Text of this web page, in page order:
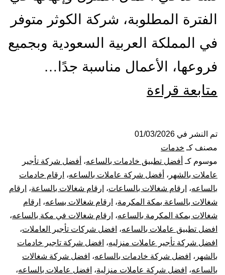
الفترة المطلوبة، شركة الكوثر متوفر
في المملكة العربية السعودية وبجميع
فروعها، الأعمال مناسبة جدًا…
متابعة قراءة
بالساعة
بمكة
|
عاملات
بالساعه
مكه
تم النشر في 01/03/2026
مصنف كـ خدمات
موسوم كـ أفضل تطبيق خادمات بالساعه، أفضل شركة تأجير
عاملات بالشهر ، أفضل شركة عاملات بالساعه، ارقام خادمات
بالساعه، ارقام شغالات بالساعات، ارقام شغالات بالساعة، ارقام
شغالات بالساعة بمكة المكرمة، ارقام شغالات بساعه، ارقام
شغالات بمكة المكرمة بالساعه، ارقام شغالات في مكة بالساعه،
افضل تطبيق عاملات بالساعه، افضل شركات تأجير العاملات،
افضل شركة تأجير عاملات منزليه، افضل شركة تاجير خادمات
بالشهر ، افضل شركة خادمات بالساعه، افضل شركة شغالات
بالساعه، افضل شركة عاملات منزلية، افضل عاملات بالساعه،